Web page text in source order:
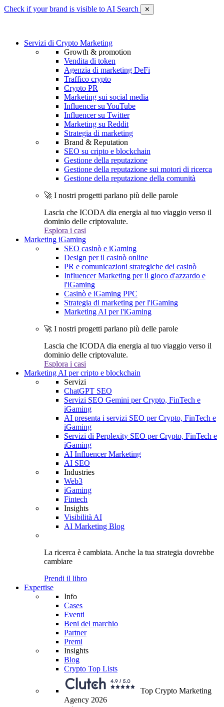
Check if your brand is visible to AI Search ✕
Servizi di Crypto Marketing
Growth & promotion
Vendita di token
Agenzia di marketing DeFi
Traffico crypto
Crypto PR
Marketing sui social media
Influencer su YouTube
Influencer su Twitter
Marketing su Reddit
Strategia di marketing
Brand & Reputation
SEO su cripto e blockchain
Gestione della reputazione
Gestione della reputazione sui motori di ricerca
Gestione della reputazione della comunità
🚀 I nostri progetti parlano più delle parole
Lascia che ICODA dia energia al tuo viaggio verso il
dominio delle criptovalute.
Esplora i casi
Marketing iGaming
SEO casinò e iGaming
Design per il casinò online
PR e comunicazioni strategiche dei casinò
Influencer Marketing per il gioco d'azzardo e
l'iGaming
Casinò e iGaming PPC
Strategia di marketing per l'iGaming
Marketing AI per l'iGaming
🚀 I nostri progetti parlano più delle parole
Lascia che ICODA dia energia al tuo viaggio verso il
dominio delle criptovalute.
Esplora i casi
Marketing AI per cripto e blockchain
Servizi
ChatGPT SEO
Servizi SEO Gemini per Crypto, FinTech e
iGaming
AI presenta i servizi SEO per Crypto, FinTech e
iGaming
Servizi di Perplexity SEO per Crypto, FinTech e
iGaming
AI Influencer Marketing
AI SEO
Industries
Web3
iGaming
Fintech
Insights
Visibilità AI
AI Marketing Blog
La ricerca è cambiata. Anche la tua strategia dovrebbe
cambiare
Prendi il libro
Expertise
Info
Cases
Eventi
Beni del marchio
Partner
Premi
Insights
Blog
Crypto Top Lists
Top Crypto Marketing
Agency 2026